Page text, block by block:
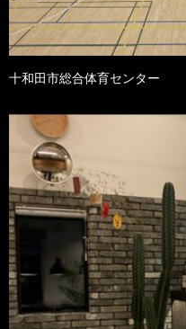
十和田市総合体育センター